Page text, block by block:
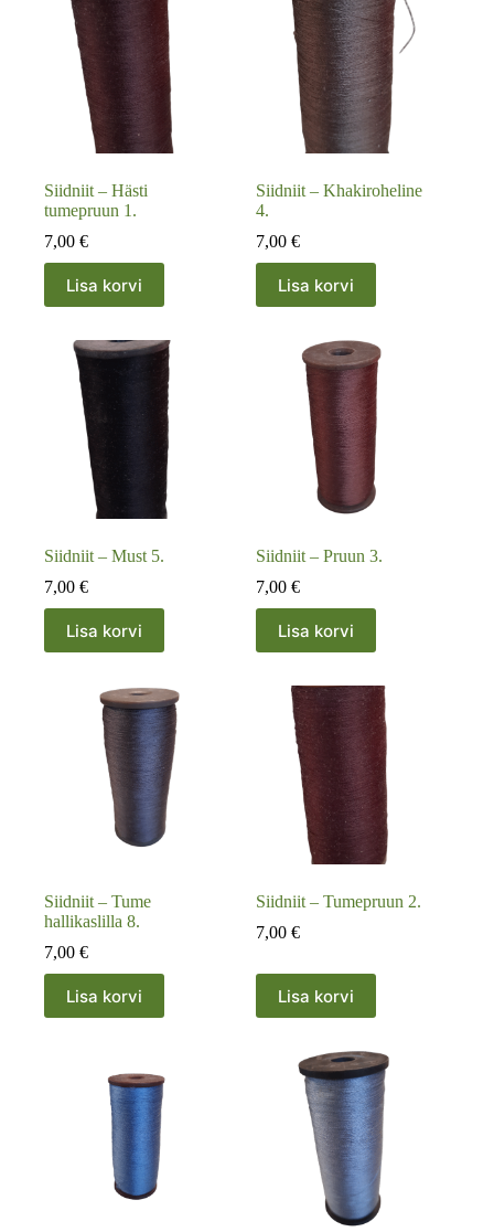
Siidniit – Hästi
tumepruun 1.
7,00 €
Lisa korvi
Siidniit – Khakiroheline
4.
7,00€
Lisa korvi
Siidniit – Must 5.
7,00 €
Lisa korvi
Siidniit – Pruun 3.
7,00€
Lisa korvi
Siidniit – Tume
hallikaslilla 8.
7,00 €
Lisa korvi
Siidniit – Tumepruun 2.
7,00€
Lisa korvi